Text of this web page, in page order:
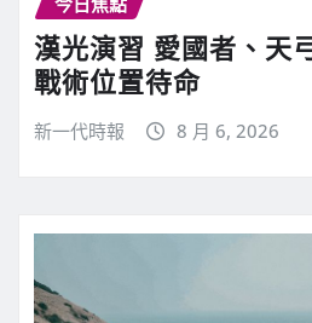
漢光演習 愛國者、天
戰術位置待命
新一代時報 8 月 6, 2026